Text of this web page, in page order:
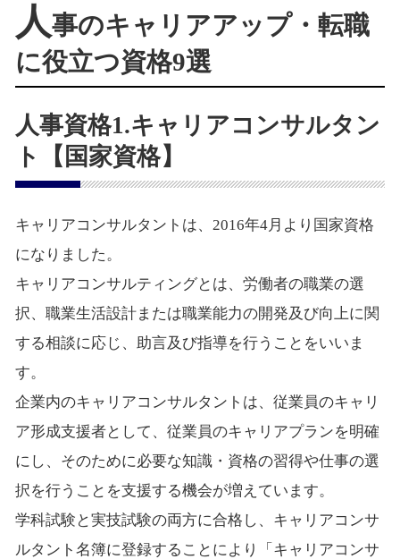
人事のキャリアアップ・転職
に役立つ資格9選
人事資格1.キャリアコンサルタン
ト【国家資格】
キャリアコンサルタントは、2016年4月より国家資格
になりました。
キャリアコンサルティングとは、労働者の職業の選
択、職業生活設計または職業能力の開発及び向上に関
する相談に応じ、助言及び指導を行うことをいいま
す。
企業内のキャリアコンサルタントは、従業員のキャリ
ア形成支援者として、従業員のキャリアプランを明確
にし、そのために必要な知識・資格の習得や仕事の選
択を行うことを支援する機会が増えています。
学科試験と実技試験の両方に合格し、キャリアコンサ
ルタント名簿に登録することにより「キャリアコンサ